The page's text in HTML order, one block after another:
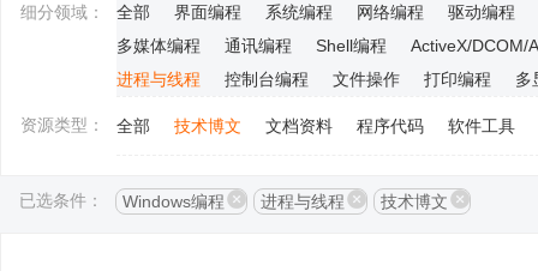
细分领域： 全部 界面编程 系统编程 网络编程
驱动编程
多媒体编程
通讯编程 Shell编程
ActiveX/DCOM/
进程与线程
控制台编程 文件操作 打印编程 多
资源类型： 全部 技术博文 文档资料 程序代码 软件工具
已选条件： Windows编程 进程与线程 技术博文